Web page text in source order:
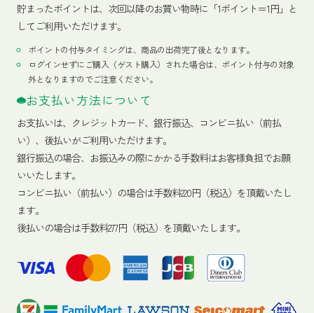
貯まったポイントは、次回以降のお買い物時に「1ポイント＝1円」と
してご利用いただけます。
ポイントの付与タイミングは、商品の出荷完了後となります。
ログインせずにご購入（ゲスト購入）された場合は、ポイント付与の対象
外となりますのでご注意ください。
お支払い方法について
お支払いは、クレジットカード、銀行振込、コンビニ払い（前払
い）、後払いがご利用いただけます。
銀行振込の場合、お振込みの際にかかる手数料はお客様負担でお願
いいたします。
コンビニ払い（前払い）の場合は手数料220円（税込）を頂戴いたし
ます。
後払いの場合は手数料277円（税込）を頂戴いたします。